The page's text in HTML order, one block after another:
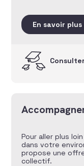
En savoir plus
Pour aller plus
dans votre
propose une
collectif.